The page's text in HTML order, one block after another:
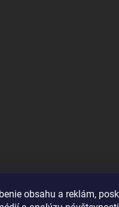
obsahu a reklám,